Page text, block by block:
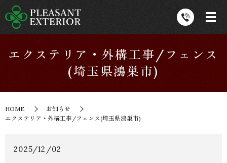
エクステリア・外構工事/フェンス
(埼玉県鴻巣市)
HOME
お知らせ
エクステリア・外構工事/フェンス(埼玉県鴻巣市)
2025/12/02